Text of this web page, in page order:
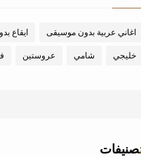
اغاني عربية بدون موسيقى ايقاع
خليجي شامي عروستين
تصنيفات